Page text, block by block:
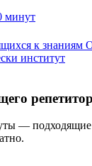
минут
к знаниям
институт
—